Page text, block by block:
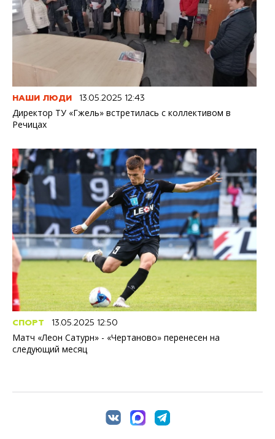
НАШИ ЛЮДИ 13.05.2025 12:43
Директор ТУ «Гжель» встретилась с коллективом в
Речицах
СПОРТ 13.05.2025 12:50
Матч «Леон Сатурн» - «Чертаново» перенесен на
следующий месяц